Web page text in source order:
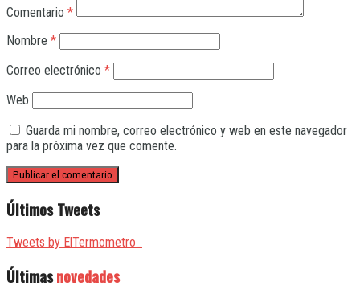
Comentario *
Nombre *
Correo electrónico *
Web
Guarda mi nombre, correo electrónico y web en este navegador
para la próxima vez que comente.
Últimos Tweets
Tweets by ElTermometro_
Últimasnovedades